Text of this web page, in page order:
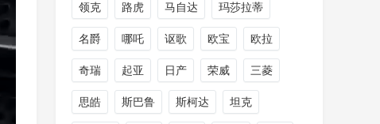
领克 路虎 马自达 玛莎拉蒂
名爵 哪吒 讴歌 欧宝 欧拉
奇瑞 起亚 日产 荣威 三菱
思皓 斯巴鲁 斯柯达 坦克